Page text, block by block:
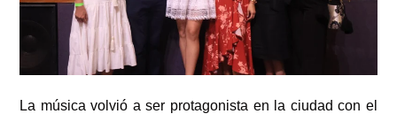
La música volvió a ser protagonista en la ciudad con el